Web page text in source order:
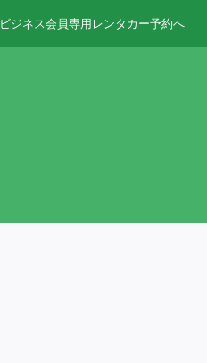
ビジネス会員専用レンタカー予約へ